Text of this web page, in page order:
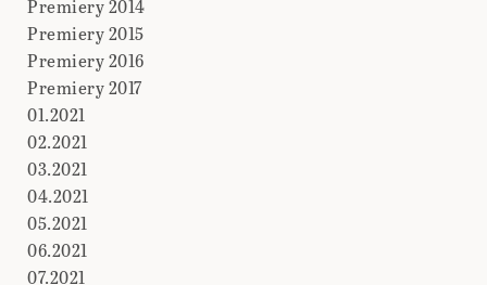
Premiery 2014
Premiery 2015
Premiery 2016
Premiery 2017
01.2021
02.2021
03.2021
04.2021
05.2021
06.2021
07.2021